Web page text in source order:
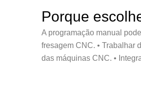
Porque
A programação manual
fresagem CNC. • Trabalhar
das máquinas CNC. •